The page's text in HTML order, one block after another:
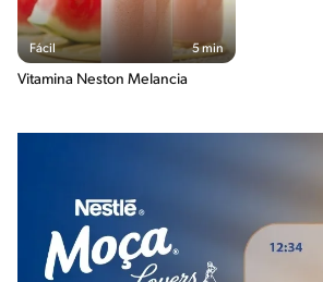
Fácil 5 min
Vitamina Neston Melancia